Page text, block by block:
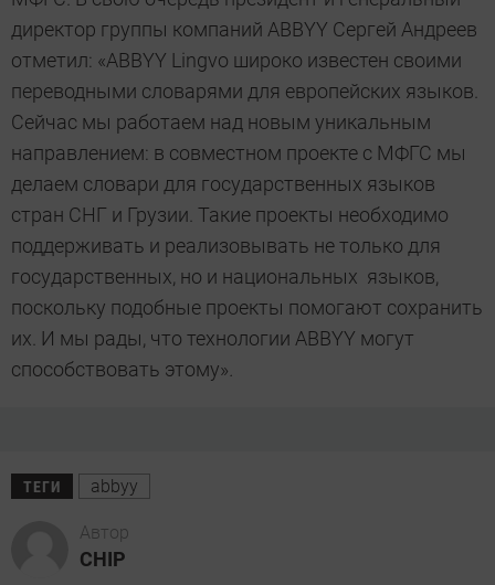
директор группы компаний ABBYY Сергей Андреев
отметил: «ABBYY Lingvo широко известен своими
переводными словарями для европейских языков.
Сейчас мы работаем над новым уникальным
направлением: в совместном проекте с МФГС мы
делаем словари для государственных языков
стран СНГ и Грузии. Такие проекты необходимо
поддерживать и реализовывать не только для
государственных, но и национальных языков,
поскольку подобные проекты помогают сохранить
их. И мы рады, что технологии ABBYY могут
способствовать этому».
ТЕГИ abbyy
Автор
CHIP